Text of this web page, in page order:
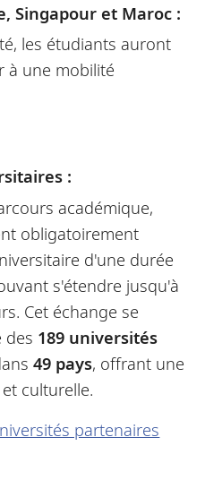
Singapour et Maroc :
les étudiants auront
à une mobilité
:
académique,
obligatoirement
d'une durée
s'étendre jusqu'à
Cet échange se
des 189 universités
49 pays, offrant une
culturelle.
partenaires